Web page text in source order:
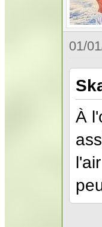
01/
À